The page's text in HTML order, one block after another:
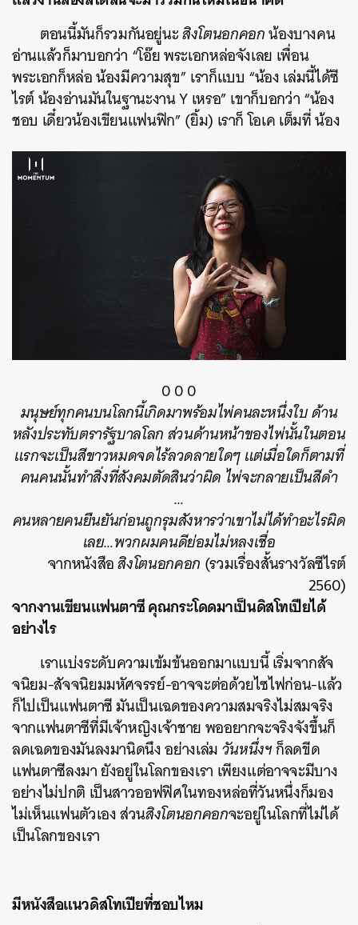
ตอนนี้มันก็รวมกันอยู่นะสิงโตนอกคอกน้องบางคน
อ่านแล้วก็มาบอกว่า “โอ๊ย พระเอกหล่อจังเลย เพื่อน
พระเอกก็หล่อ น้องมีความสุข” เราก็แบบ “น้อง เล่มนี้ได้ซี
ไรต์ น้องอ่านมันในฐานะงาน Y เหรอ” เขาก็บอกว่า “น้อง
ชอบ เดี๋ยวน้องเขียนแฟนฟิก” (ยิ้ม) เราก็ โอเค เต็มที่ น้อง
0 0 0
มนุษย์ทุกคนบนโลกนี้เกิดมาพร้อมไพ่คนละหนึ่งใบ ด้าน
หลังประทับตรารัฐบาลโลก ส่วนด้านหน้าของไพ่นั้นในตอน
แรกจะเป็นสีขาวหมดจดไร้ลวดลายใดๆ แต่เมื่อใดก็ตามที่
คนคนนั้นทำสิ่งที่สังคมตัดสินว่าผิด ไพ่จะกลายเป็นสีดำ
…
คนหลายคนยืนยันก่อนถูกรุมสังหารว่าเขาไม่ได้ทำอะไรผิด
เลย…พวกผมคนดีย่อมไม่หลงเชื่อ
จากหนังสือสิงโตนอกคอก (รวมเรื่องสั้นรางวัลซีไรต์
2560)
จากงานเขียนแฟนตาซี คุณกระโดดมาเป็นดิสโทเปียได้
อย่างไร
เราแบ่งระดับความเข้มข้นออกมาแบบนี้ เริ่มจากสัจ
จนิยม-สัจจนิยมมหัศจรรย์-อาจจะต่อด้วยไซไฟก่อน-แล้ว
ก็ไปเป็นแฟนตาซี มันเป็นเฉดของความสมจริงไม่สมจริง
จากแฟนตาซีที่มีเจ้าหญิงเจ้าชาย พออยากจะจริงจังขึ้นก็
ลดเฉดของมันลงมานิดนึง อย่างเล่มวันหนึ่งฯก็ลดขีด
แฟนตาซีลงมา ยังอยู่ในโลกของเรา เพียงแต่อาจจะมีบาง
อย่างไม่ปกติ เป็นสาวออฟฟิศในทองหล่อที่วันหนึ่งก็มอง
ไม่เห็นแฟนตัวเอง ส่วนสิงโตนอกคอกจะอยู่ในโลกที่ไม่ได้
เป็นโลกของเรา
มีหนังสือแนวดิสโทเปียที่ชอบไหม